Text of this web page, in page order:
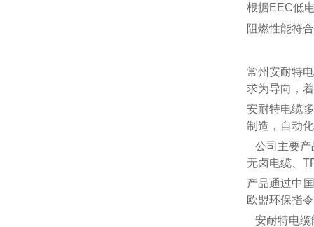
根据EEC低
阻燃性能符合
常州安耐特
求为导向，
安耐特电缆
制造，自动
公司主要产
无卤电缆、
产品通过中
欧盟环保指
安耐特电缆